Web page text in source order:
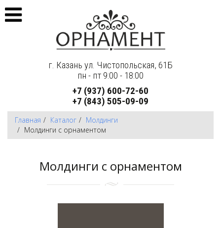
г. Казань ул. Чистопольская, 61Б
пн - пт 9:00 - 18:00
+7 (937) 600-72-60
+7 (843) 505-09-09
Главная Каталог
Молдинги
Молдинги с орнаментом
Молдинги с орнаментом